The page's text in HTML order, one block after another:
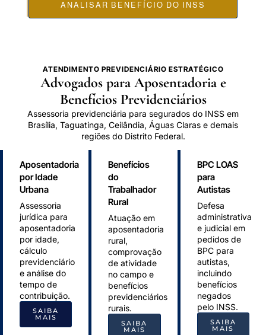
ANALISAR BENEFÍCIO DO INSS
ATENDIMENTO PREVIDENCIÁRIO ESTRATÉGICO
Advogados para Aposentadoria e
Benefícios Previdenciários
Assessoria previdenciária para segurados do INSS em
Brasília, Taguatinga, Ceilândia, Águas Claras e demais
regiões do Distrito Federal.
Aposentadoria
por Idade
Urbana
Assessoria
jurídica para
aposentadoria
por idade,
cálculo
previdenciário
e análise do
tempo de
contribuição.
SAIBA
MAIS
Benefícios
do
Trabalhador
Rural
Atuação em
aposentadoria
rural,
comprovação
de atividade
no campo e
benefícios
previdenciários
rurais.
SAIBA
MAIS
BPC LOAS
para
Autistas
Defesa
administrativa
e judicial em
pedidos de
BPC para
autistas,
incluindo
benefícios
negados
pelo INSS.
SAIBA
MAIS